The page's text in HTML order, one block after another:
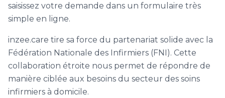
saisissez votre demande dans un formulaire très
simple en ligne.
inzee.care tire sa force du partenariat solide avec la
Fédération Nationale des Infirmiers (FNI). Cette
collaboration étroite nous permet de répondre de
manière ciblée aux besoins du secteur des soins
infirmiers à domicile.